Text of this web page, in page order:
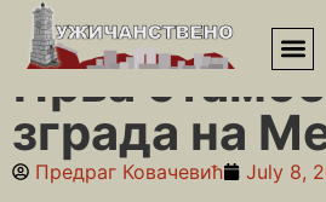
Почетна»Мегдан»Прва стамбена
Прва
зграда на
Предраг Ковачевић July 8,